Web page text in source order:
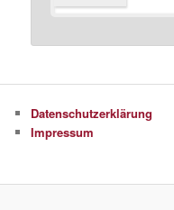
Datenschutzerklärung
Impressum